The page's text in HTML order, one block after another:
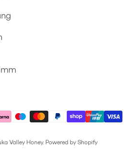
Valley Honey. Powered by Shopify